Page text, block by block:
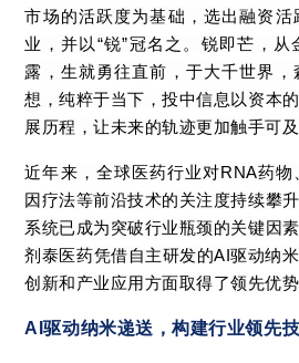
市场的活跃度为基础，选出融资活
业，并以“锐”冠名之。锐即芒，
露，生就勇往直前，于大千世界
想，纯粹于当下，投中信息以资本
展历程，让未来的轨迹更加触手可及
近年来，全球医药行业对RNA药
因疗法等前沿技术的关注度持续攀
系统已成为突破行业瓶颈的关键因
剂泰医药凭借自主研发的AI驱动纳
创新和产业应用方面取得了领先优势
AI驱动纳米递送，构建行业领先